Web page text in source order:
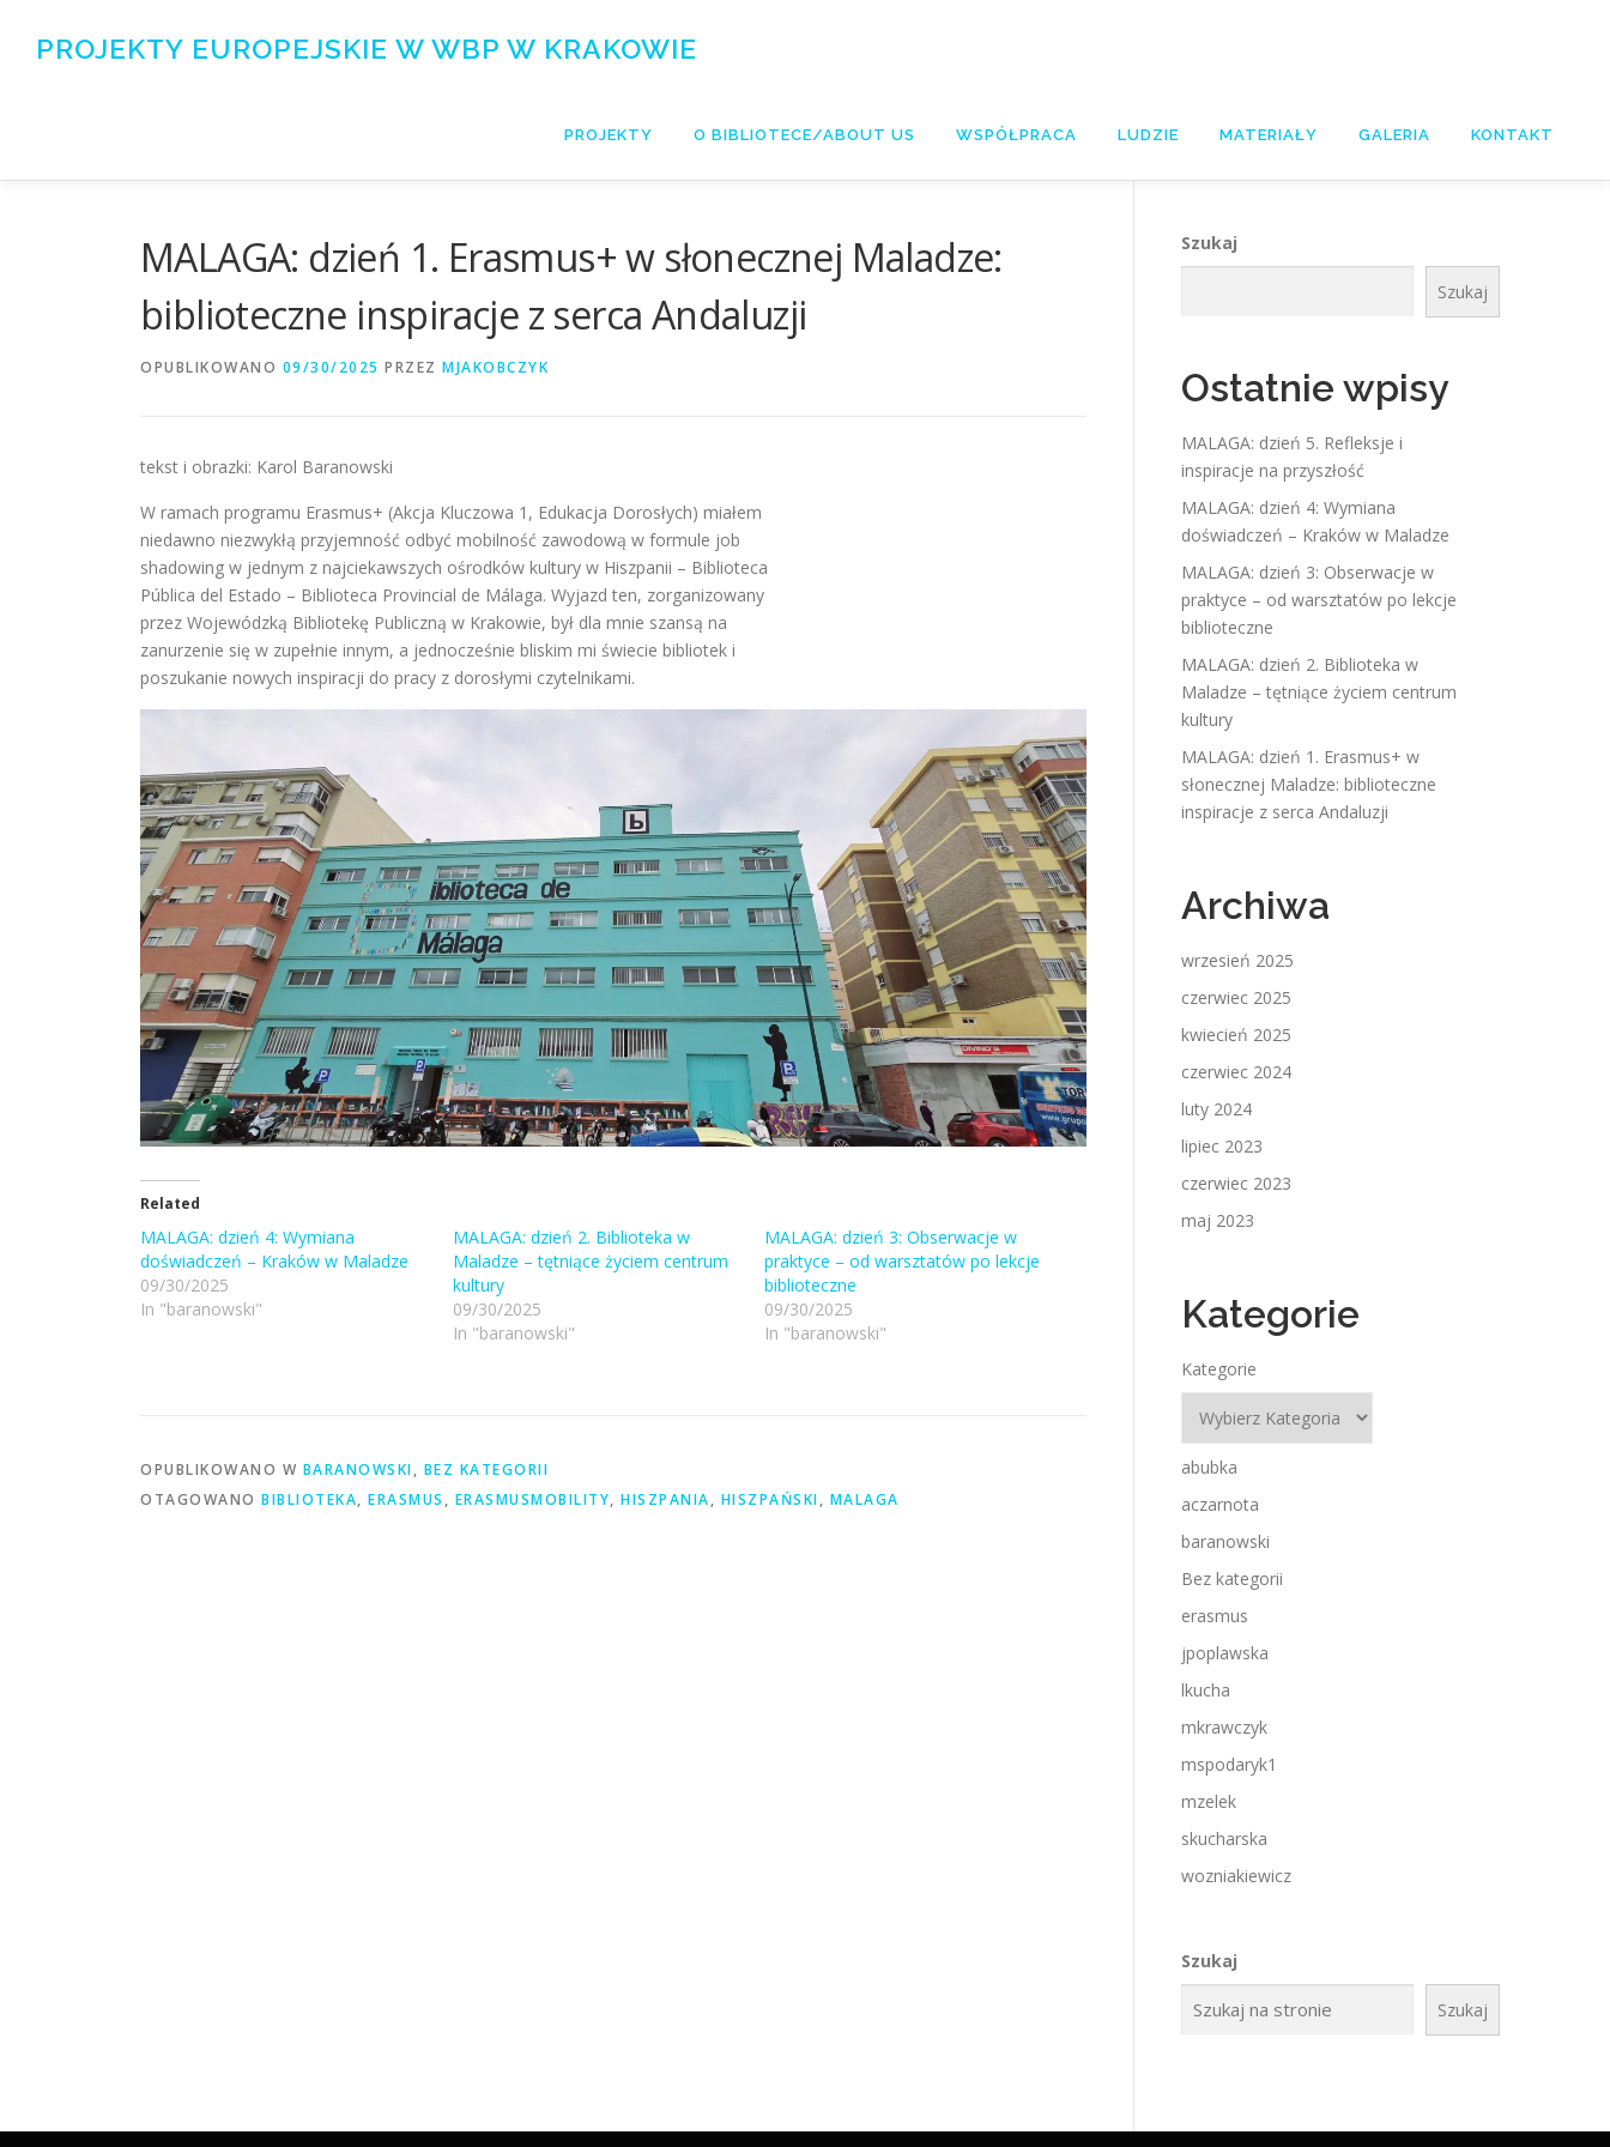
PROJEKTY EUROPEJSKIE W WBP W KRAKOWIE
PROJEKTY O BIBLIOTECE/ABOUT US WSPÓŁPRACA LUDZIE MATERIAŁY GALERIA KONTAKT
MALAGA: dzień 1. Erasmus+ w słonecznej Maladze:
biblioteczne inspiracje z serca Andaluzji
OPUBLIKOWANO 09/30/2025 PRZEZ MJAKOBCZYK
tekst i obrazki: Karol Baranowski
W ramach programu Erasmus+ (Akcja Kluczowa 1, Edukacja Dorosłych) miałem
niedawno niezwykłą przyjemność odbyć mobilność zawodową w formule job
shadowing w jednym z najciekawszych ośrodków kultury w Hiszpanii – Biblioteca
Pública del Estado – Biblioteca Provincial de Málaga. Wyjazd ten, zorganizowany
przez Wojewódzką Bibliotekę Publiczną w Krakowie, był dla mnie szansą na
zanurzenie się w zupełnie innym, a jednocześnie bliskim mi świecie bibliotek i
poszukanie nowych inspiracji do pracy z dorosłymi czytelnikami.
Related
MALAGA: dzień 4: Wymiana
doświadczeń – Kraków w Maladze
09/30/2025
In "baranowski"
MALAGA: dzień 2. Biblioteka w
Maladze – tętniące życiem centrum
kultury
09/30/2025
In "baranowski"
MALAGA: dzień 3: Obserwacje w
praktyce – od warsztatów po lekcje
biblioteczne
09/30/2025
In "baranowski"
OPUBLIKOWANO W BARANOWSKI, BEZ KATEGORII
OTAGOWANO BIBLIOTEKA, ERASMUS , ERASMUSMOBILITY, HISZPANIA, HISZPAŃSKI, MALAGA
Szukaj
Szukaj
Ostatnie wpisy
MALAGA: dzień 5. Refleksje i
inspiracje na przyszłość
MALAGA: dzień 4: Wymiana
doświadczeń – Kraków w Maladze
MALAGA: dzień 3: Obserwacje w
praktyce – od warsztatów po lekcje
biblioteczne
MALAGA: dzień 2. Biblioteka w
Maladze – tętniące życiem centrum
kultury
MALAGA: dzień 1. Erasmus+ w
słonecznej Maladze: biblioteczne
inspiracje z serca Andaluzji
Archiwa
wrzesień 2025
czerwiec 2025
kwiecień 2025
czerwiec 2024
luty 2024
lipiec 2023
czerwiec 2023
maj 2023
Kategorie
Kategorie
abubka
aczarnota
baranowski
Bez kategorii
erasmus
jpoplawska
lkucha
mkrawczyk
mspodaryk1
mzelek
skucharska
wozniakiewicz
Szukaj
Szukaj